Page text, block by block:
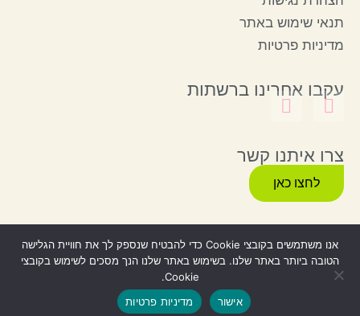
תנאי שימוש באתר
מדיניות פרטיות
עקבו אחרינו ברשתות
צרו איתנו קשר
לחצו כאן
אנו משתמשים בקובצי Cookie כדי להבטיח שנספק לך את חוויית הגלישה
הטובה ביותר באתר שלנו. בשימוש באתר שלנו הנך מסכים לשימוש בקובצי
Cookie.
אישור
מדיניות פרטיות